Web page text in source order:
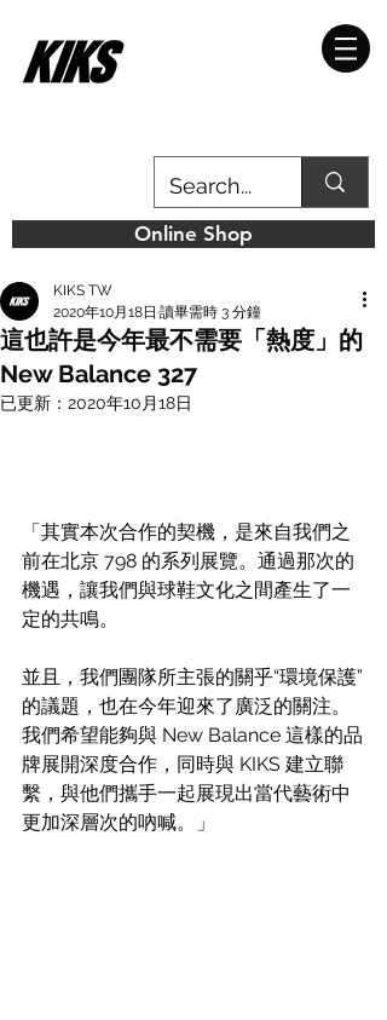
Online Shop
這也許是今年最不需要「熱度」的
New Balance 327
KIKS TW
2020年10月18日 讀畢需時 3 分鐘
已更新： 2020年10月18日
「其實本次合作的契機，是來自我們之
前在北京 798 的系列展覽。通過那次的
機遇，讓我們與球鞋文化之間產生了一
定的共鳴。
並且，我們團隊所主張的關乎“環境保護”
的議題，也在今年迎來了廣泛的關注。
我們希望能夠與 New Balance 這樣的品
牌展開深度合作，同時與 KIKS 建立聯
繫，與他們攜手一起展現出當代藝術中
更加深層次的吶喊。」